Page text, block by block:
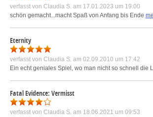
verfasst von Claudia S. am 17.01.2023 um 19:00
schön gemacht...macht Spaß von Anfang bis Ende
Eternity
verfasst von Claudia S. am 02.09.2010 um 17:42
Ein echt geniales Spiel, wo man nicht so schnell
Fatal Evidence: Vermisst
verfasst von Claudia S. am 18.06.2021 um 09:53